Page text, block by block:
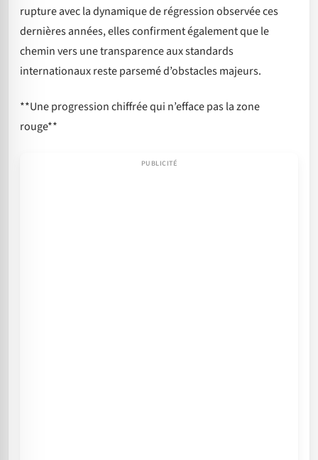
rupture avec la dynamique de régression observée ces
dernières années, elles confirment également que le
chemin vers une transparence aux standards
internationaux reste parsemé d’obstacles majeurs.
**Une progression chiffrée qui n’efface pas la zone
rouge**